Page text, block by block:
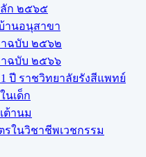
ก ๒๕๖๕
านอนุสาขา
ฉบับ ๒๕๖๒
ฉบับ ๒๕๖๖
ปี ราชวิทยาลัยรังสีแพทย์
นเด็ก
ต้านม
ในวิชาชีพเวชกรรม